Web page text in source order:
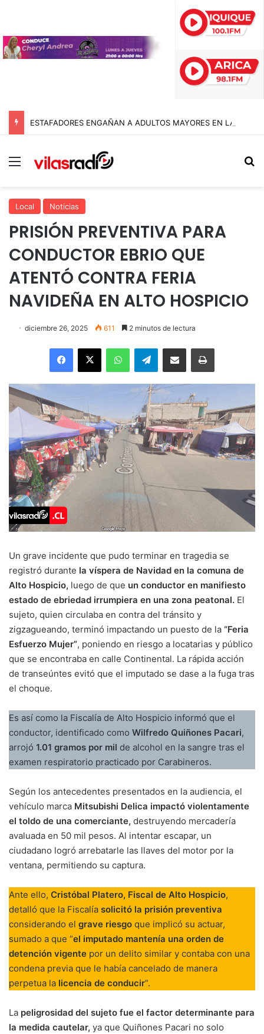
Menú
Local Noticias
PRISIÓN PREVENTIVA PARA
CONDUCTOR EBRIO QUE
ATENTÓ CONTRA FERIA
NAVIDEÑA EN ALTO HOSPICIO
diciembre 26, 2025 611 2 minutos de lectura
Facebook
X WhatsAppTelegramEnviar vía email Imprimir
Un grave incidente que pudo terminar en tragedia se
registró durante la víspera de Navidad en la comuna de
Alto Hospicio, luego de que un conductor en manifiesto
estado de ebriedad irrumpiera en una zona peatonal. El
sujeto, quien circulaba en contra del tránsito y
zigzagueando, terminó impactando un puesto de la “Feria
Esfuerzo Mujer”, poniendo en riesgo a locatarias y público
que se encontraba en calle Continental. La rápida acción
de transeúntes evitó que el imputado se dase a la fuga tras
el choque.
Es así como la Fiscalía de Alto Hospicio informó que el
conductor, identificado como Wilfredo Quiñones Pacari,
arrojó 1.01 gramos por mil de alcohol en la sangre tras el
examen respiratorio practicado por Carabineros.
Según los antecedentes presentados en la audiencia, el
vehículo marca Mitsubishi Delica impactó violentamente
el toldo de una comerciante, destruyendo mercadería
avaluada en 50 mil pesos. Al intentar escapar, un
ciudadano logró arrebatarle las llaves del motor por la
ventana, permitiendo su captura.
Ante ello, Cristóbal Platero, Fiscal de Alto Hospicio,
detalló que la Fiscalía solicitó la prisión preventiva
considerando el grave riesgo que implicó su actuar,
sumado a que “el imputado mantenía una orden de
detención vigente por un delito similar y contaba con una
condena previa que le había cancelado de manera
perpetua la licencia de conducir”.
La peligrosidad del sujeto fue el factor determinante para
la medida cautelar, ya que Quiñones Pacari no solo